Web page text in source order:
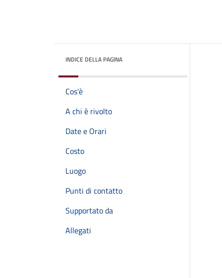
INDICE DELLA PAGINA
Cos'è
A chi è rivolto
Date e Orari
Costo
Luogo
Punti di contatto
Supportato da
Allegati